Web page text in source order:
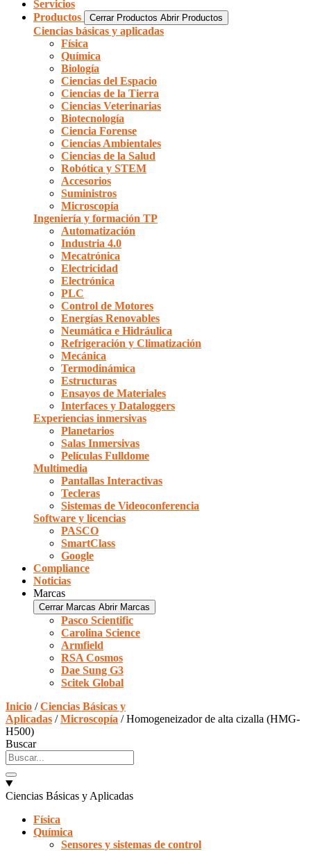
Servicios
Productos
Cerrar Productos Abrir Productos
Ciencias básicas y aplicadas
Física
Química
Biología
Ciencias del Espacio
Ciencias de la Tierra
Ciencias Veterinarias
Biotecnología
Ciencia Forense
Ciencias Ambientales
Ciencias de la Salud
Robótica y STEM
Accesorios
Suministros
Microscopía
Ingeniería y formación TP
Automatización
Industria 4.0
Mecatrónica
Electricidad
Electrónica
PLC
Control de Motores
Energías Renovables
Neumática e Hidráulica
Refrigeración y Climatización
Mecánica
Termodinámica
Estructuras
Ensayos de Materiales
Interfaces y Dataloggers
Experiencias inmersivas
Planetarios
Salas Inmersivas
Películas Fulldome
Multimedia
Pantallas Interactivas
Tecleras
Sistemas de Videoconferencia
Software y licencias
PASCO
SmartClass
Google
Compliance
Noticias
Marcas
Cerrar Marcas Abrir Marcas
Pasco Scientific
Carolina Science
Armfield
RSA Cosmos
Dae Sung G3
Scitek Global
Inicio /Ciencias Básicas y
Aplicadas /Microscopía / Homogeneizador de alta cizalla (HMG-
H500)
Buscar
Ciencias Básicas y Aplicadas
Física
Química
Sensores y sistemas de control